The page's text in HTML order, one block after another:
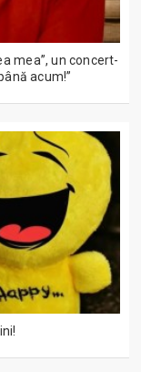
mea”, un concert-
acum!”